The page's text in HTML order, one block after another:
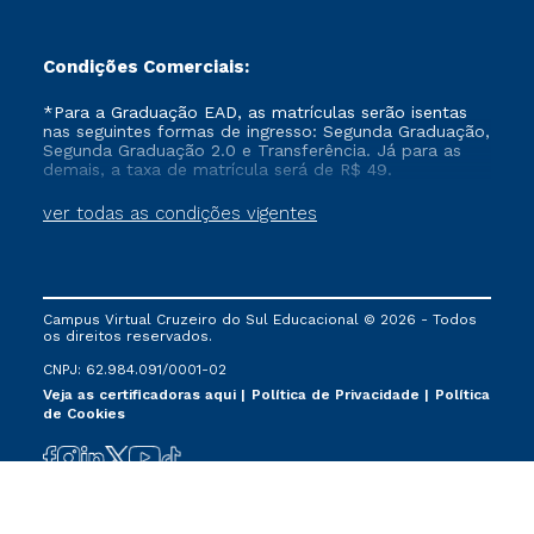
Condições Comerciais:
ver todas as condições vigentes
*Para a Graduação EAD, as matrículas serão isentas
nas seguintes formas de ingresso: Segunda Graduação,
Segunda Graduação 2.0 e Transferência. Já para as
demais, a taxa de matrícula será de R$ 49.
Campus Virtual Cruzeiro do Sul Educacional © 2026 - Todos
os direitos reservados.
CNPJ: 62.984.091/0001-02
Veja as certificadoras aqui
Política de Privacidade
Política
de Cookies